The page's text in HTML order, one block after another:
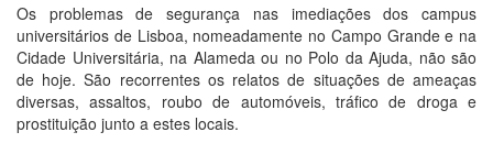
Os problemas de segurança nas imediações dos campus
universitários de Lisboa, nomeadamente no Campo Grande e na
Cidade Universitária, na Alameda ou no Polo da Ajuda, não são
de hoje. São recorrentes os relatos de situações de ameaças
diversas, assaltos, roubo de automóveis, tráfico de droga e
prostituição junto a estes locais.